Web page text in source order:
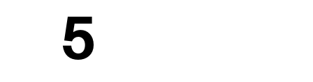
5